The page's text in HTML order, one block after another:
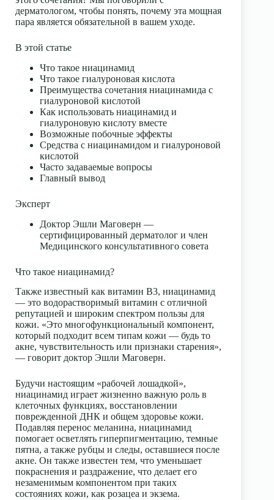
дерматологом, чтобы понять, почему эта мощная
пара является обязательной в вашем уходе.
В этой статье
Что такое ниацинамид
Что такое гиалуроновая кислота
Преимущества сочетания ниацинамида с
гиалуроновой кислотой
Как использовать ниацинамид и
гиалуроновую кислоту вместе
Возможные побочные эффекты
Средства с ниацинамидом и гиалуроновой
кислотой
Часто задаваемые вопросы
Главный вывод
Эксперт
Доктор Эшли Маговерн —
сертифицированный дерматолог и член
Медицинского консультативного совета
Что такое ниацинамид?
Также известный как витамин B3, ниацинамид
— это водорастворимый витамин с отличной
репутацией и широким спектром пользы для
кожи. «Это многофункциональный компонент,
который подходит всем типам кожи — будь то
акне, чувствительность или признаки старения»,
— говорит доктор Эшли Маговерн.
Будучи настоящим «рабочей лошадкой»,
ниацинамид играет жизненно важную роль в
клеточных функциях, восстановлении
поврежденной ДНК и общем здоровье кожи.
Подавляя перенос меланина, ниацинамид
помогает осветлять гиперпигментацию, темные
пятна, а также рубцы и следы, оставшиеся после
акне. Он также известен тем, что уменьшает
покраснения и раздражение, что делает его
незаменимым компонентом при таких
состояниях кожи, как розацеа и экзема.